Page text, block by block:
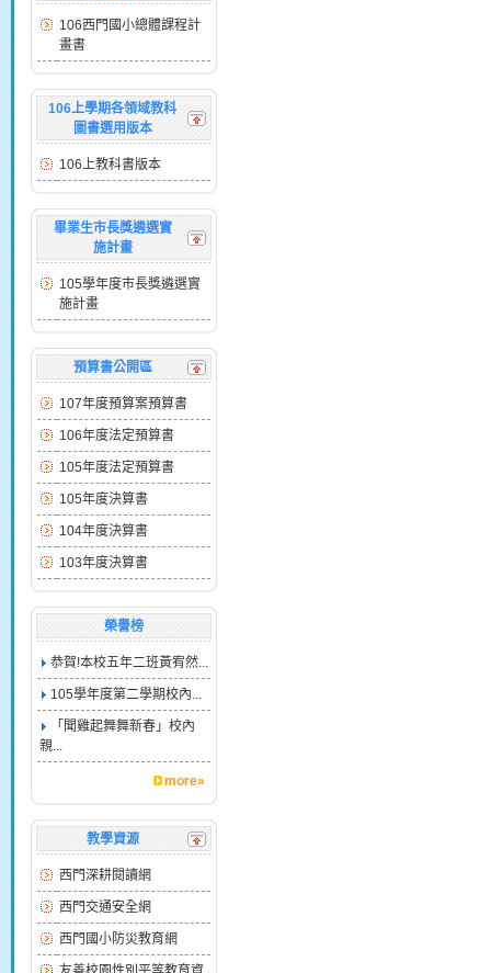
106西門國小總體課程計
畫書
106上學期各領域教科
圖書選用版本
106上教科書版本
畢業生市長獎遴選實
施計畫
105學年度市長獎遴選實
施計畫
預算書公開區
107年度預算案預算書
106年度法定預算書
105年度法定預算書
105年度決算書
104年度決算書
103年度決算書
榮譽榜
恭賀!本校五年二班黃宥然...
105學年度第二學期校內...
「聞雞起舞舞新春」校內
親...
more»
教學資源
西門深耕閱讀網
西門交通安全網
西門國小防災教育網